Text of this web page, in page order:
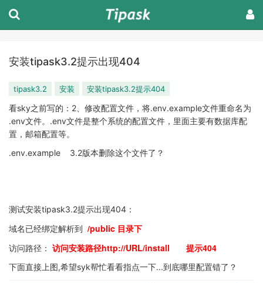
安装tipask3.2提示出现404
tipask3.2 安装 安装tipask3.2提示404
看sky之前写的： 2、修改配置文件，将.env.example文件重命名为
.env文件。.env文件是整个系统的配置文件，里面主要有数据库配
置，邮箱配置等。
.env.example 3.2版本删除这个文件了？
测试安装tipask3.2提示出现404：
域名已经绑定解析到 /public 目录下
访问路径： 访问安装路径http://URL/install 提示404
下面直接上图,希望syk帮忙看看指点一下...到底哪里配置错了？